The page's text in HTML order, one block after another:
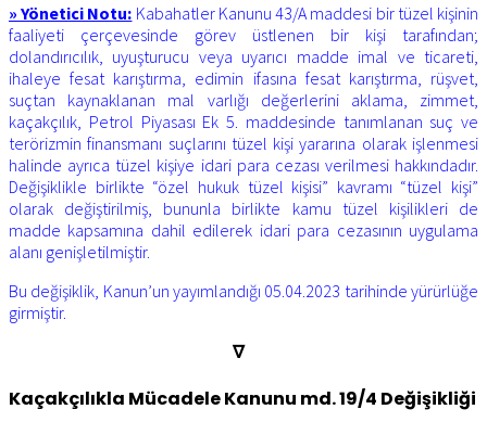
» Yönetici Notu: Kabahatler Kanunu 43/A maddesi bir tüzel kişinin
faaliyeti çerçevesinde görev üstlenen bir kişi tarafından;
dolandırıcılık, uyuşturucu veya uyarıcı madde imal ve ticareti,
ihaleye fesat karıştırma, edimin ifasına fesat karıştırma, rüşvet,
suçtan kaynaklanan mal varlığı değerlerini aklama, zimmet,
kaçakçılık, Petrol Piyasası Ek 5. maddesinde tanımlanan suç ve
terörizmin finansmanı suçlarını tüzel kişi yararına olarak işlenmesi
halinde ayrıca tüzel kişiye idari para cezası verilmesi hakkındadır.
Değişiklikle birlikte “özel hukuk tüzel kişisi” kavramı “tüzel kişi”
olarak değiştirilmiş, bununla birlikte kamu tüzel kişilikleri de
madde kapsamına dahil edilerek idari para cezasının uygulama
alanı genişletilmiştir.
Bu değişiklik, Kanun’un yayımlandığı 05.04.2023 tarihinde yürürlüğe
girmiştir.
∇
Kaçakçılıkla Mücadele Kanunu md. 19/4 Değişikliği